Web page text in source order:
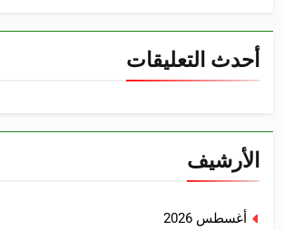
أحدث التعليقات
الأرشيف
أغسطس 2026